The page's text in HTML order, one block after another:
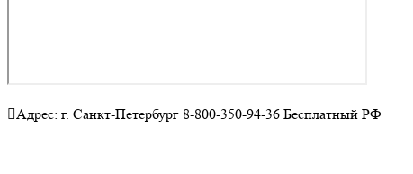
Адрес: г. Санкт-Петербург 8-800-350-94-36 Бесплатный РФ